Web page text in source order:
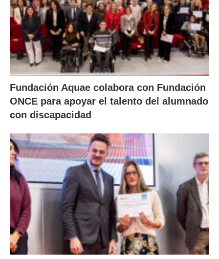
Fundación Aquae colabora con Fundación
ONCE para apoyar el talento del alumnado
con discapacidad